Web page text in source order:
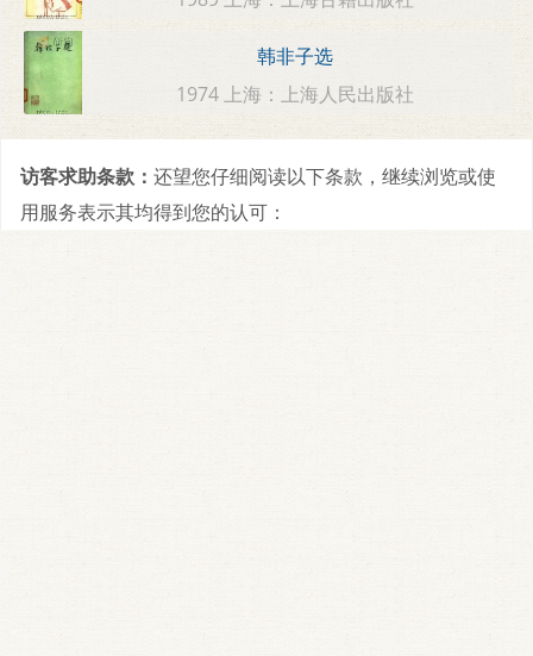
韩非子选
1974 上海：上海人民出版社
访客求助条款： 还望您仔细阅读以下条款，继续浏览或使
用服务表示其均得到您的认可：